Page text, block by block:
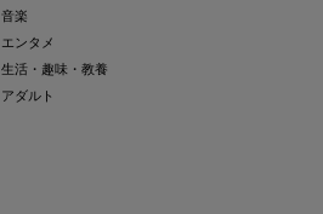
音楽
エンタメ
生活・趣味・教養
アダルト